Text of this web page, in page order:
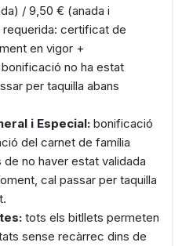
/ 9,50 € (anada i
certificat de
en vigor +
no ha estat
per taquilla abans
i Especial: bonificació
del carnet de família
no haver estat validada
cal passar per taquilla
tots els bitllets permeten
sense recàrrec dins de